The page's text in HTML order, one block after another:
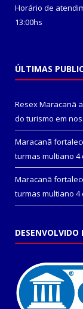
Horário de
13:00hs
ÚLTIMAS
Resex Maracanã
do turismo em
Maracanã
turmas multiano 4
Maracanã
turmas multiano 4
DESENVOLVIDO